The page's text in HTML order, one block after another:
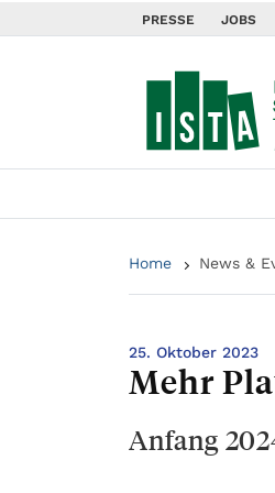
PRESSE JOBS
Home News &
25. Oktober 2023
Mehr
Anfang